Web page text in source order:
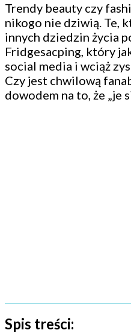
Trendy beauty czy
nikogo nie dziwią. Te,
innych dziedzin życia
Fridgesacping, który
social media i wciąż
Czy jest chwilową
dowodem na to, że „je
Spis treści: